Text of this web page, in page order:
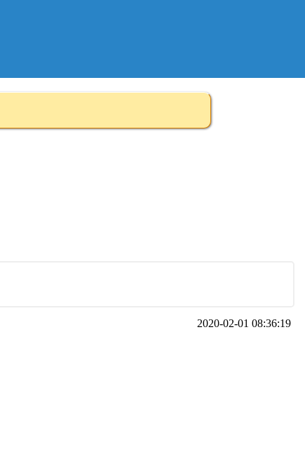
2020-02-01 08:36:19